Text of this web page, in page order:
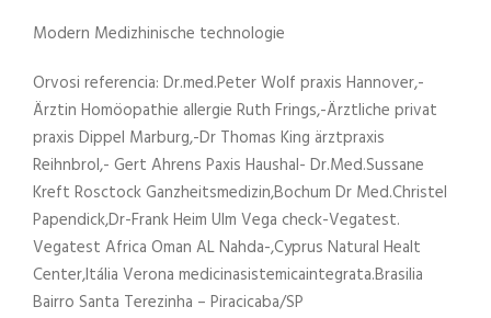
Modern Medizhinische technologie
Orvosi referencia: Dr.med.Peter Wolf praxis Hannover,-
Ärztin Homöopathie allergie Ruth Frings,-Ärztliche privat
praxis Dippel Marburg,-Dr Thomas King ärztpraxis
Reihnbrol,- Gert Ahrens Paxis Haushal- Dr.Med.Sussane
Kreft Rosctock Ganzheitsmedizin,Bochum Dr Med.Christel
Papendick,Dr-Frank Heim Ulm Vega check-Vegatest.
Vegatest Africa Oman AL Nahda-,Cyprus Natural Healt
Center,Itália Verona medicinasistemicaintegrata.Brasilia
Bairro Santa Terezinha – Piracicaba/SP